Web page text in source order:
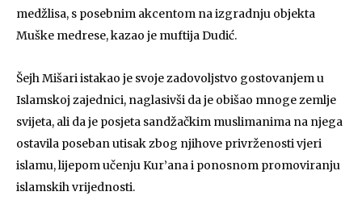
medžlisa, s posebnim akcentom na izgradnju objekta
Muške medrese, kazao je muftija Dudić.
Šejh Mišari istakao je svoje zadovoljstvo gostovanjem u
Islamskoj zajednici, naglasivši da je obišao mnoge zemlje
svijeta, ali da je posjeta sandžačkim muslimanima na njega
ostavila poseban utisak zbog njihove privrženosti vjeri
islamu, lijepom učenju Kur’ana i ponosnom promoviranju
islamskih vrijednosti.